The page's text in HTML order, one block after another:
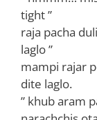
tight ”
raja pacha
laglo ”
mampi rajar
dite laglo.
” khub aram